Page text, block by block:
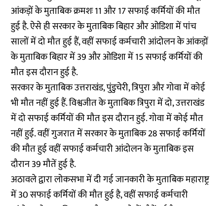
आंकड़ों के मुताबिक क्रमशः 11 और 17 सफाई कर्मियों की मौत
हुई है. ऐसे ही सरकार के मुताबिक बिहार और ओडिशा में पांच
सालों में दो मौत हुई हैं, वहीं सफाई कर्मचारी आंदोलन के आंकड़ों
के मुताबिक बिहार में 39 और ओडिशा में 15 सफाई कर्मियों की
मौत इस दौरान हुई है.
सरकार के मुताबिक उत्तराखंड, पुंडुचेरी, त्रिपुरा और गोवा में कोई
भी मौत नहीं हुई हैं. विश्वजीत के मुताबिक त्रिपुरा में दो, उत्तराखंड
में दो सफाई कर्मियों की मौत इस दौरान हुई. गोवा में कोई मौत
नहीं हुई. वहीं गुजरात में सरकार के मुताबिक 28 सफाई कर्मियों
की मौत हुई वहीं सफाई कर्मचारी आंदोलन के मुताबिक इस
दौरान 39 मौतें हुई है.
अठावले द्वारा लोकसभा में दी गई जानकारी के मुताबिक महाराष्ट्र
में 30 सफाई कर्मियों की मौत हुई है, वहीं सफाई कर्मचारी